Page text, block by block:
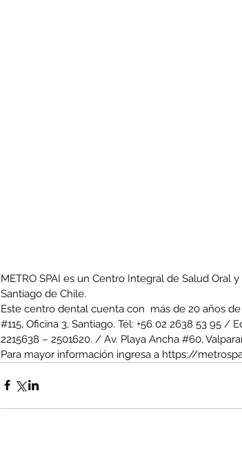
METRO SPAI es un Centro Integral de Salud Oral
Santiago de Chile.
Este centro dental cuenta con  más de 20 años
#115, Oficina 3, Santiago. Tél: +56 02 2638 53 95 /
2215638 – 2501620. / Av. Playa Ancha #60,
Para mayor información ingresa a https://